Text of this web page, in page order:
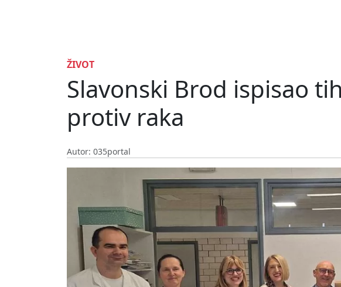
ŽIVOT
Slavonski Brod ispisao
protiv raka
Autor: 035portal